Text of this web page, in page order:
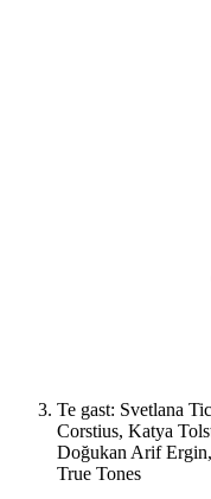
Te gast: Svetlana
Corstius, Katya
Doğukan Arif
True Tones